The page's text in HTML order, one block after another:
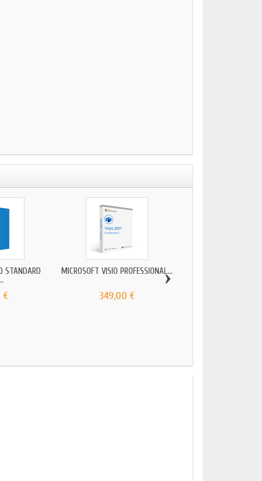
STANDARD
€
MICROSOFT VISIO PROFESSIONAL...
349,00 €
›